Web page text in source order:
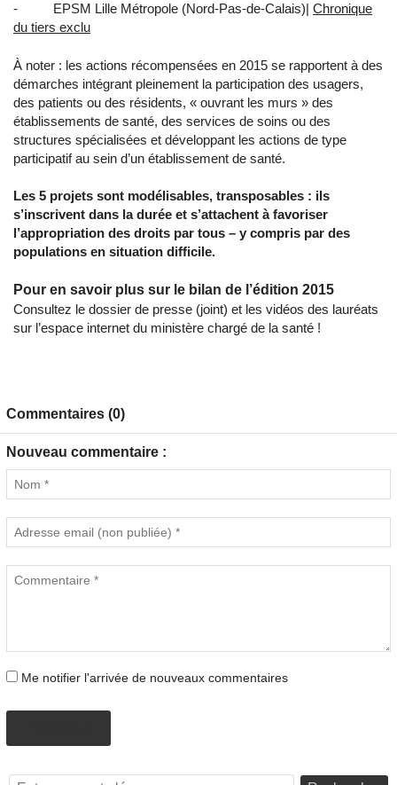
- EPSM Lille Métropole (Nord-Pas-de-Calais)| Chronique
du tiers exclu
À noter : les actions récompensées en 2015 se rapportent à des
démarches intégrant pleinement la participation des usagers,
des patients ou des résidents, « ouvrant les murs » des
établissements de santé, des services de soins ou des
structures spécialisées et développant les actions de type
participatif au sein d’un établissement de santé.
Les 5 projets sont modélisables, transposables : ils
s’inscrivent dans la durée et s’attachent à favoriser
l’appropriation des droits par tous – y compris par des
populations en situation difficile.
Pour en savoir plus sur le bilan de l’édition 2015
Consultez le dossier de presse (joint) et les vidéos des lauréats
sur l’espace internet du ministère chargé de la santé !
Commentaires (0)
Nouveau commentaire :
Me notifier l'arrivée de nouveaux commentaires